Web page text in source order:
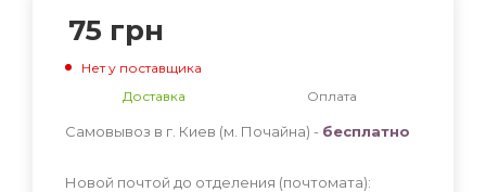
75 грн
Нет у поставщика
Доставка
Оплата
Самовывоз в г. Киев (м. Почайна) - бесплатно
Новой почтой до отделения (почтомата):